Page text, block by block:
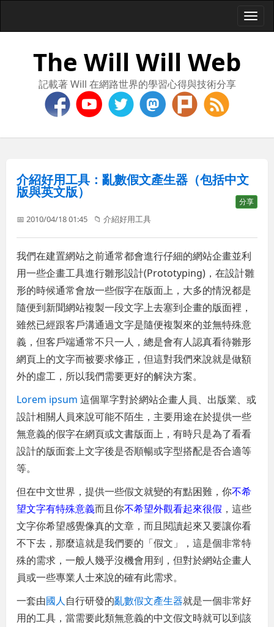
The Will Will Web
記載著 Will 在網路世界的學習心得與技術分享
介紹好用工具：亂數假文產生器（包括中文
版與英文版）
分享
📅 2010/04/18 01:45 📁介紹好用工具
我們在建置網站之前通常都會進行仔細的網站企畫並利
用一些企畫工具進行雛形設計(Prototyping)，在設計雛
形的時候通常會放一些假字在版面上，大多的情況都是
隨便到新聞網站複製一段文字上去塞到企畫的版面裡，
雖然已經跟客戶溝通過文字是隨便複製來的並無特殊意
義，但客戶端通常不只一人，總是會有人認真看待雛形
網頁上的文字而被要求修正，但這對我們來說就是做額
外的虛工，所以我們需要更好的解決方案。
Lorem ipsum 這個單字對於網站企畫人員、出版業、或
設計相關人員來說可能不陌生，主要用途在於提供一些
無意義的假字在網頁或文書版面上，有時只是為了看看
設計的版面套上文字後是否順暢或字型搭配是否合適等
等。
但在中文世界，提供一些假文就變的有點困難，你不希
望文字有特殊意義而且你不希望外觀看起來很假 ，這些
文字你希望感覺像真的文章，而且閱讀起來又要讓你看
不下去，那麼這就是我們要的「假文」，這是個非常特
殊的需求，一般人幾乎沒機會用到，但對於網站企畫人
員或一些專業人士來說的確有此需求。
一套由國人自行研發的亂數假文產生器就是一個非常好
用的工具，當需要此類無意義的中文假文時就可以到該